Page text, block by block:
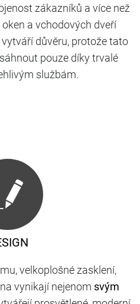
zákazníků a více než
a vchodových dveří
důvěru, protože tato
pouze díky trvalé
službám.
velkoplošné zasklení,
vynikají nejenom svým